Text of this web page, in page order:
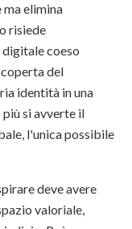
elimina
risiede
coeso
del
identità in una
si avverte il
l'unica possibile
deve avere
valoriale,